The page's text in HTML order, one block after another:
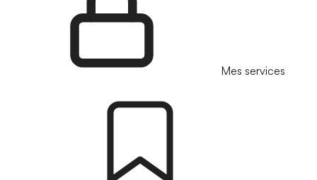
Mes services